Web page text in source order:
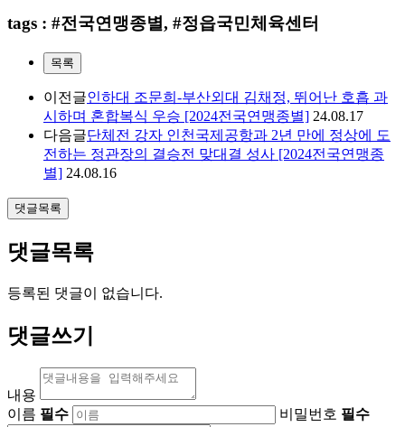
tags : #전국연맹종별, #정읍국민체육센터
목록
이전글인하대 조문희-부산외대 김채정, 뛰어난 호흡 과
시하며 혼합복식 우승 [2024전국연맹종별] 24.08.17
다음글단체전 강자 인천국제공항과 2년 만에 정상에 도
전하는 정관장의 결승전 맞대결 성사 [2024전국연맹종
별] 24.08.16
댓글목록
댓글목록
등록된 댓글이 없습니다.
댓글쓰기
내용
이름 필수 비밀번호 필수